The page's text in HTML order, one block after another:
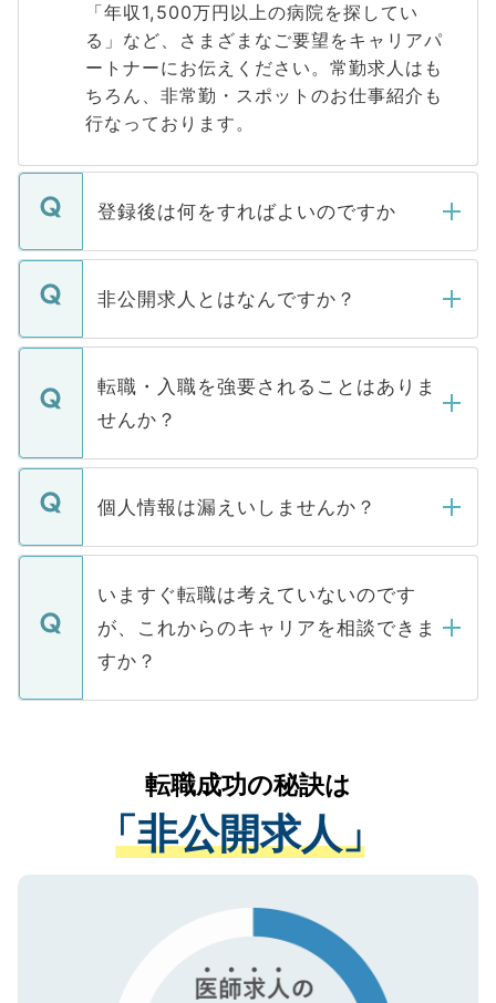
「年収1,500万円以上の病院を探してい
る」など、さまざまなご要望をキャリアパ
ートナーにお伝えください。常勤求人はも
ちろん、非常勤・スポットのお仕事紹介も
行なっております。
登録後は何をすればよいのですか
ご登録いただきましたら、弊社担当者がご
登録内容を確認し、その後メールもしくは
ます。通常、5営業日以内にはご連絡をせて
いただきますので、しばらくお待ちくださ
非公開求人とはなんですか？
マイナビDOCTORで取り扱っている求人の
うち約3割は、Webサイトからご覧いただ
けない「非公開求人」です。非公開求人は
下記の理由によって、一般には公開してい
ません。
■応募殺到を避けるため 人気のある医療機
関を公にしてしまうと、応募が殺到する場
に、医療機関が求める条件に合った人材の
みを人材紹介会社に依頼するケースが増え
ています。
転職・入職を強要されることはありま
せんか？
転職・入職を強要することは一切ありませ
ん。また、仮に応募先から内定をいただい
定を承諾する必要はありません。内定先へ
の辞退の連絡はキャリアパートナーが行い
個人情報は漏えいしませんか？
個人情報が漏えいすることはありませんの
で、ご安心ください。当サイトからの登録
などで収集したご登録者様の個人情報は、
ご本人のキャリアアップおよび転職活動の
支援を目的に使用いたします。お預かりし
ているすべての個人データはご本人の許可
は、個人情報の取り扱いについての厳密な
管理基準を満たした事業者のみに付与され
る、プライバシーマークを取得済みです。
で、機密保持に関してもご安心ください。
いますぐ転職は考えていないのです
が、これからのキャリアを相談できま
すか？
かがいして、現在の医療機関の状況や紹介
経験をまじえながら、適切なアドバイスを
させていただきます。すぐにご転職をされ
ない方には、長期的なサポートが可能です
ので、まずはご登録ください。
転職成功の秘訣は
「非公開求人」